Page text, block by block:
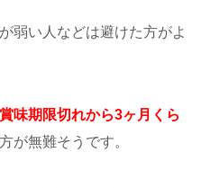
弱い人などは避けた方がよ
味期限切れから3ヶ月くら
が無難そうです。